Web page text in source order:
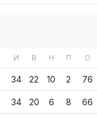
И В Н П О
34 22 10 2 76
34 20 6 8 66